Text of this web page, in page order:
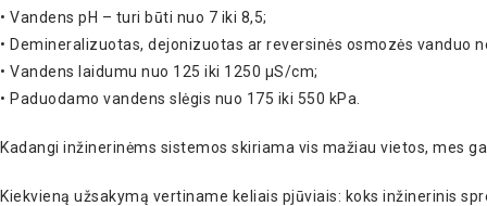
• Vandens pH – turi būti nuo 7 iki 8,5;
• Demineralizuotas, dejonizuotas ar reversinės osmozės vanduo
• Vandens laidumu nuo 125 iki 1250 μS/cm;
• Paduodamo vandens slėgis nuo 175 iki 550 kPa.
Kadangi inžinerinėms sistemos skiriama vis mažiau vietos, mes
Kiekvieną užsakymą vertiname keliais pjūviais: koks inžinerinis